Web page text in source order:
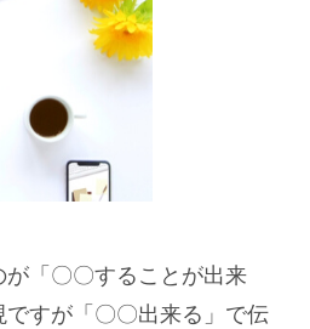
「〇〇することが出来
すが「〇〇出来る」で伝